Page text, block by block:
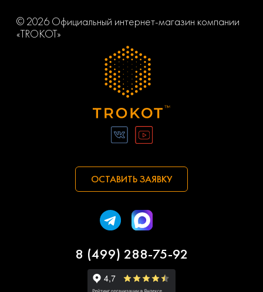
© 2026 Официальный интернет-магазин компании
«TROKOT»
ОСТАВИТЬ ЗАЯВКУ
8 (499) 288-75-92